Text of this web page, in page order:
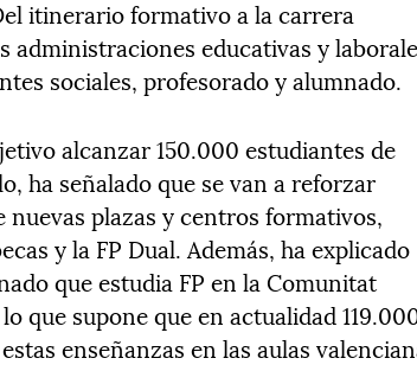
itinerario formativo a la carrera
administraciones educativas y
sociales, profesorado y alumnado.
alcanzar 150.000 estudiantes de
ha señalado que se van a reforzar
plazas y centros formativos,
y la FP Dual. Además, ha explicado
que estudia FP en la Comunitat
que supone que en actualidad
enseñanzas en las aulas